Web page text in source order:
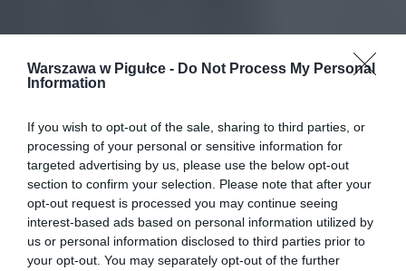
Warszawa w Pigułce - Do Not Process My Personal
Information
If you wish to opt-out of the sale, sharing to third parties, or
processing of your personal or sensitive information for
targeted advertising by us, please use the below opt-out
section to confirm your selection. Please note that after your
opt-out request is processed you may continue seeing
interest-based ads based on personal information utilized by
us or personal information disclosed to third parties prior to
your opt-out. You may separately opt-out of the further